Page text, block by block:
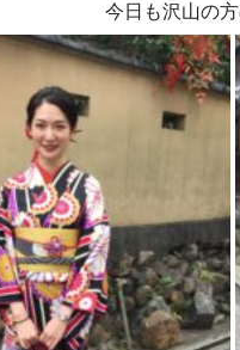
今日も沢山の